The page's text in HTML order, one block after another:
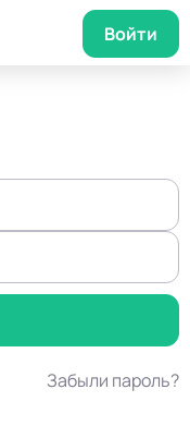
Войти
Забыли пароль?